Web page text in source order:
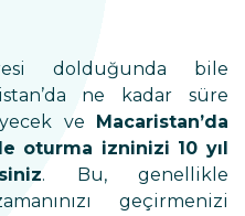
dolduğunda bile
ne kadar süre
ve Macaristan’da
oturma izninizi 10 yıl
. Bu, genellikle
geçirmenizi